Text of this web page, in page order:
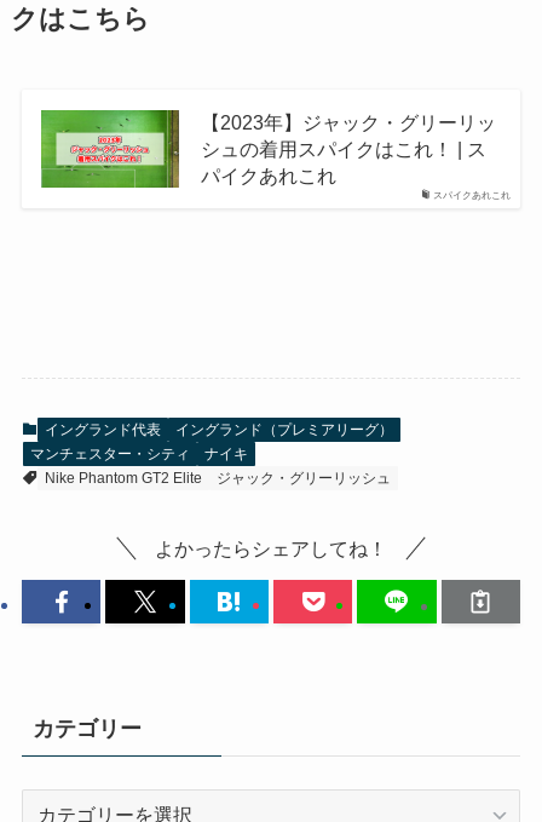
クはこちら
スパイクあれこれ
【2023年】ジャック・グリーリッ
シュの着用スパイクはこれ！ | ス
パイクあれこれ
イングランド代表
イングランド（プレミアリーグ）
マンチェスター・シティ
ナイキ
Nike Phantom GT2 Elite
ジャック・グリーリッシュ
よかったらシェアしてね！
カテゴリー